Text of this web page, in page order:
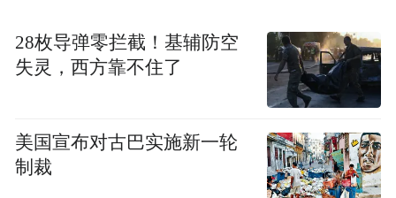
“特别声明：以上作品内容(包括在内的视频、图片或音
频)为凤凰网旗下自媒体平台“大风号”用户上传并发
布，本平台仅提供信息存储空间服务。
Notice: The content above (including the videos,
by the user of Dafeng Hao, which is a social media
platform and merely provides information storage
space services.”
28枚导弹零拦截！基辅防空
失灵，西方靠不住了
美国宣布对古巴实施新一轮
制裁